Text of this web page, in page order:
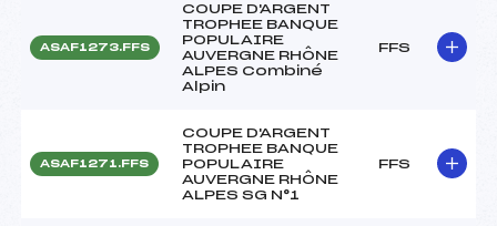
ASAF1273.FFS
COUPE D'ARGENT
TROPHEE BANQUE
POPULAIRE
AUVERGNE RHÔNE
ALPES Combiné
Alpin
FFS
ASAF1271.FFS
COUPE D'ARGENT
TROPHEE BANQUE
POPULAIRE
AUVERGNE RHÔNE
ALPES SG N°1
FFS